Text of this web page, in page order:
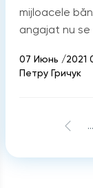
mijloacele
angajat nu
07 Июнь /2021
Петру Гричук
...